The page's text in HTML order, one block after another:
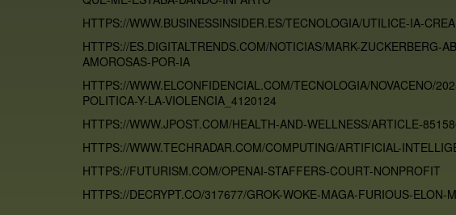
HTTPS://WWW.BUSINESSINSIDER.ES/TECNOLOGIA/UTILICE-IA-
HTTPS://ES.DIGITALTRENDS.COM/NOTICIAS/MARK-ZUCKERBERG-
AMOROSAS-POR-IA
HTTPS://WWW.ELCONFIDENCIAL.COM/TECNOLOGIA/NOVACENO/
POLITICA-Y-LA-VIOLENCIA_4120124
HTTPS://WWW.JPOST.COM/HEALTH-AND-WELLNESS/ARTICLE-
HTTPS://WWW.TECHRADAR.COM/COMPUTING/ARTIFICIAL-
HTTPS://FUTURISM.COM/OPENAI-STAFFERS-COURT-NONPROFIT
HTTPS://DECRYPT.CO/317677/GROK-WOKE-MAGA-FURIOUS-ELON-